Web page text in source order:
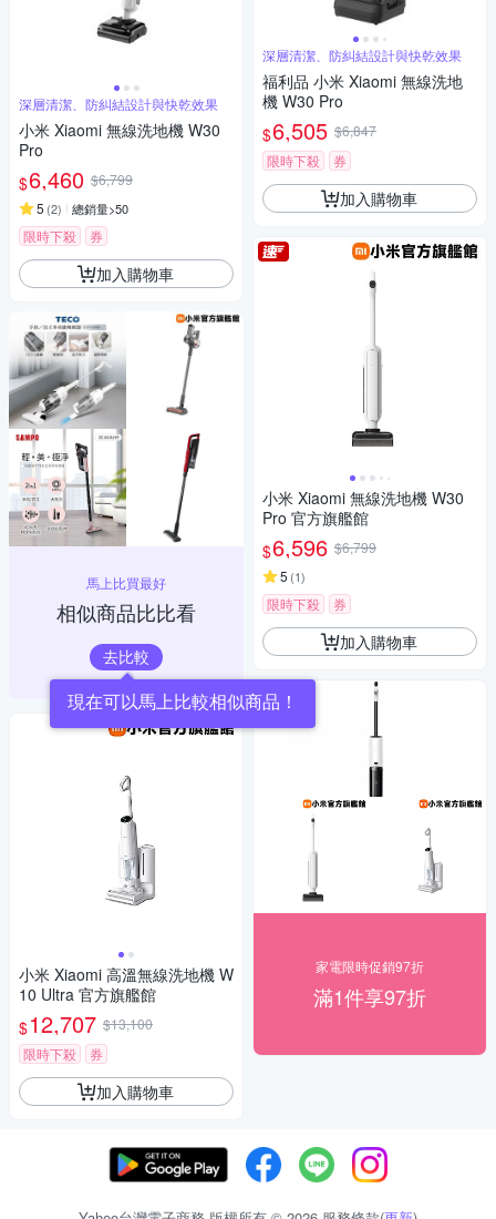
深層清潔、防糾結設計與快乾效果
小米 Xiaomi 無線洗地機 W30
Pro
$6,460 $6,799
5 (2) 總銷量>50
限時下殺 券
加入購物車
馬上比買最好
相似商品比比看
去比較
現在可以馬上比較相似商品！
小米 Xiaomi 高溫無線洗地機 W
10 Ultra 官方旗艦館
$12,707 $13,100
限時下殺
券
加入購物車
深層清潔、防糾結設計與快乾效果
福利品 小米 Xiaomi 無線洗地
機 W30 Pro
$6,505 $6,847
限時下殺
券
加入購物車
小米 Xiaomi 無線洗地機 W30
Pro 官方旗艦館
$6,596 $6,799
5 (1)
限時下殺 券
加入購物車
家電限時促銷97折
滿1件享97折